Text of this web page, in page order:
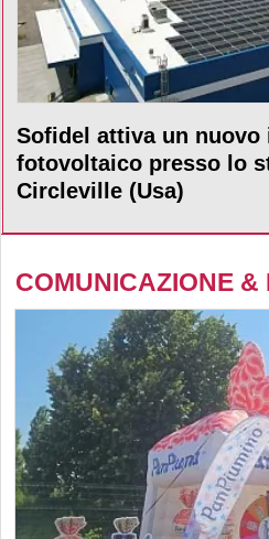
Sofidel attiva un nuovo
fotovoltaico presso lo
Circleville (Usa)
COMUNICAZIONE &